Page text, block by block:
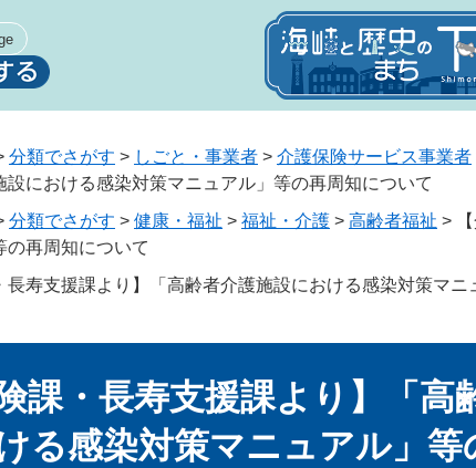
分類でさがす > しごと・事業者 > 介護保険サービス事業者
設における感染対策マニュアル」等の再周知について
分類でさがす > 健康・福祉 > 福祉・介護 > 高齢者福祉 >
の再周知について
長寿支援課より】「高齢者介護施設における感染対策マ
課・長寿支援課より】「高
る感染対策マニュアル」等